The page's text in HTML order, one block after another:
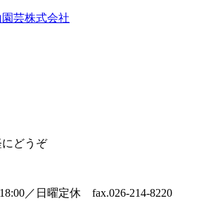
どうぞ
／日曜定休 fax.026-214-8220